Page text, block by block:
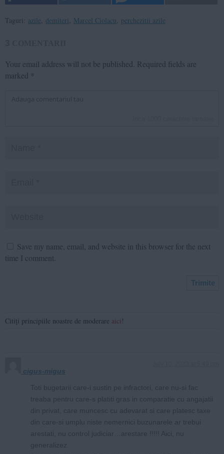
Taguri: azile demiteri Marcel Ciolacu perchezitii azile
Your email address will not be published. Required fields are
marked *
Save my name, email, and website in this browser for the next
time I comment.
Citiți principiile noastre de moderare aici !
cigus-migus